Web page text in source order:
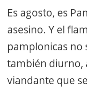
Es agosto, es
asesino. Y el
pamplonicas no
también diurno,
viandante que